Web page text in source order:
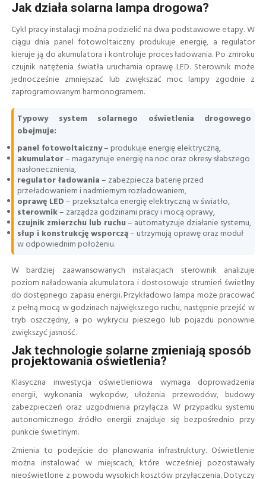
Jak działa solarna lampa drogowa?
Cykl pracy instalacji można podzielić na dwa podstawowe etapy. W
ciągu dnia panel fotowoltaiczny produkuje energię, a regulator
kieruje ją do akumulatora i kontroluje proces ładowania. Po zmroku
czujnik natężenia światła uruchamia oprawę LED. Sterownik może
jednocześnie zmniejszać lub zwiększać moc lampy zgodnie z
zaprogramowanym harmonogramem.
Typowy system solarnego oświetlenia drogowego
obejmuje:
panel fotowoltaiczny– produkuje energię elektryczną,
akumulator– magazynuje energię na noc oraz okresy słabszego
nasłonecznienia,
regulator ładowania– zabezpiecza baterię przed
przeładowaniem i nadmiernym rozładowaniem,
oprawę LED– przekształca energię elektryczną w światło,
sterownik– zarządza godzinami pracy i mocą oprawy,
czujnik zmierzchu lub ruchu– automatyzuje działanie systemu,
słup i konstrukcję wsporczą– utrzymują oprawę oraz moduł
w odpowiednim położeniu.
W bardziej zaawansowanych instalacjach sterownik analizuje
poziom naładowania akumulatora i dostosowuje strumień świetlny
do dostępnego zapasu energii. Przykładowo lampa może pracować
z pełną mocą w godzinach największego ruchu, następnie przejść w
tryb oszczędny, a po wykryciu pieszego lub pojazdu ponownie
zwiększyć jasność.
Jak technologie solarne zmieniają sposób
projektowania oświetlenia?
Klasyczna inwestycja oświetleniowa wymaga doprowadzenia
energii, wykonania wykopów, ułożenia przewodów, budowy
zabezpieczeń oraz uzgodnienia przyłącza. W przypadku systemu
autonomicznego źródło energii znajduje się bezpośrednio przy
punkcie świetlnym.
Zmienia to podejście do planowania infrastruktury. Oświetlenie
można instalować w miejscach, które wcześniej pozostawały
nieoświetlone z powodu wysokich kosztów przyłączenia. Dotyczy